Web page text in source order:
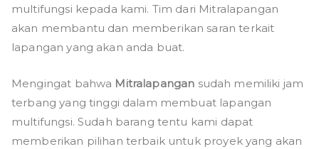
multifungsi kepada kami. Tim dari Mitralapangan
akan membantu dan memberikan saran terkait
lapangan yang akan anda buat.
Mengingat bahwa Mitralapangan sudah memiliki jam
terbang yang tinggi dalam membuat lapangan
multifungsi. Sudah barang tentu kami dapat
memberikan pilihan terbaik untuk proyek yang akan